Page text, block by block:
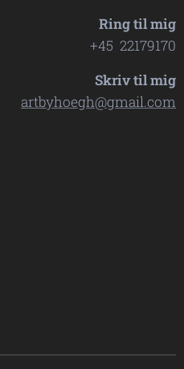
Ring til mig
+45 22179170
Skriv til mig
artbyhoegh@gmail.com